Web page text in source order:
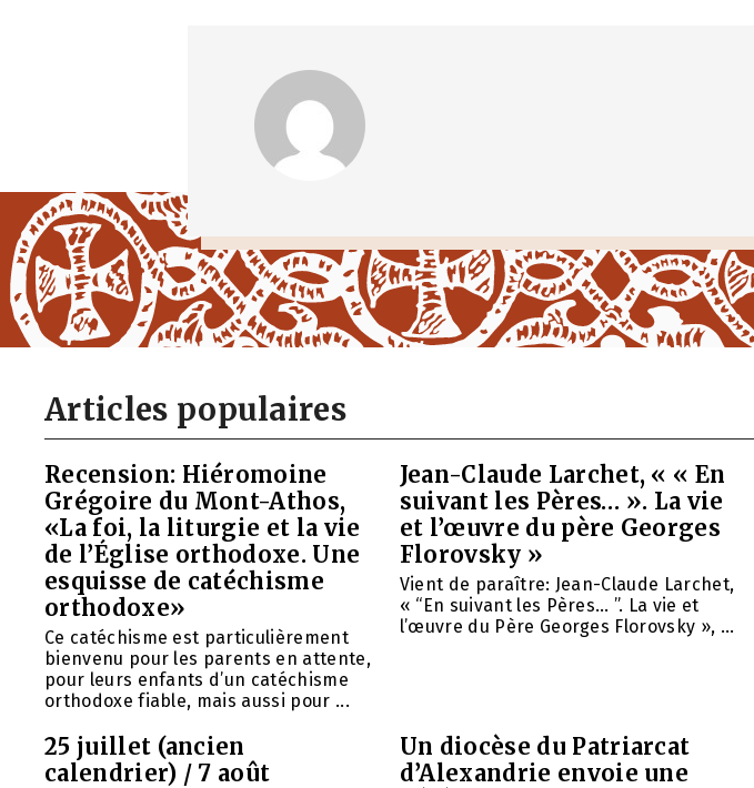
Articles populaires
Recension: Hiéromoine
Grégoire du Mont-Athos,
«La foi, la liturgie et la vie
de l’Église orthodoxe. Une
esquisse de catéchisme
orthodoxe»
Ce catéchisme est particulièrement
bienvenu pour les parents en attente,
pour leurs enfants d’un catéchisme
orthodoxe fiable, mais aussi pour ...
Jean-Claude Larchet, « « En
suivant les Pères… ». La vie
et l’œuvre du père Georges
Florovsky »
Vient de paraître: Jean-Claude Larchet,
« “En suivant les Pères… ”. La vie et
l’œuvre du Père Georges Florovsky », ...
25 juillet (ancien
calendrier) / 7 août
Un diocèse du Patriarcat
d’Alexandrie envoie une